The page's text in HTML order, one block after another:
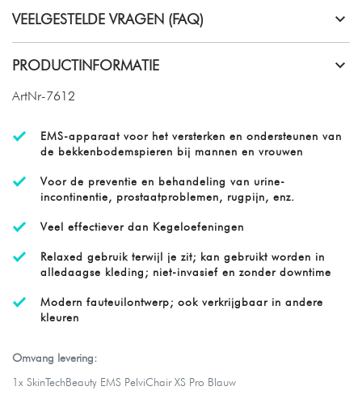
VEELGESTELDE VRAGEN (FAQ)
PRODUCTINFORMATIE
ArtNr-7612
EMS-apparaat voor het versterken en ondersteunen van
de bekkenbodemspieren bij mannen en vrouwen
Voor de preventie en behandeling van urine-
incontinentie, prostaatproblemen, rugpijn, enz.
Veel effectiever dan Kegeloefeningen
Relaxed gebruik terwijl je zit; kan gebruikt worden in
alledaagse kleding; niet-invasief en zonder downtime
Modern fauteuilontwerp; ook verkrijgbaar in andere
kleuren
Omvang levering:
1x SkinTechBeauty EMS PelviChair XS Pro Blauw